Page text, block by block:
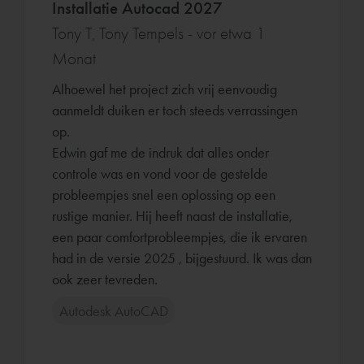
Installatie Autocad 2027
Tony T, Tony Tempels - vor etwa 1
Monat
Alhoewel het project zich vrij eenvoudig
aanmeldt duiken er toch steeds verrassingen
op.
Edwin gaf me de indruk dat alles onder
controle was en vond voor de gestelde
probleempjes snel een oplossing op een
rustige manier. Hij heeft naast de installatie,
een paar comfortprobleempjes, die ik ervaren
had in de versie 2025 , bijgestuurd. Ik was dan
ook zeer tevreden.
Autodesk AutoCAD